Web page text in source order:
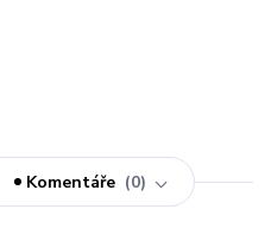
Komentáře 0